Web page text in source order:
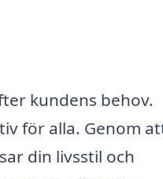
kundens behov.
för alla. Genom
din livsstil och